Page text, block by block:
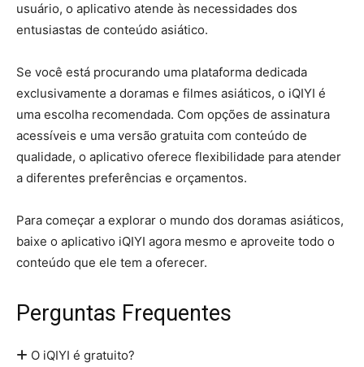
usuário, o aplicativo atende às necessidades dos
entusiastas de conteúdo asiático.
Se você está procurando uma plataforma dedicada
exclusivamente a doramas e filmes asiáticos, o iQIYI é
uma escolha recomendada. Com opções de assinatura
acessíveis e uma versão gratuita com conteúdo de
qualidade, o aplicativo oferece flexibilidade para atender
a diferentes preferências e orçamentos.
Para começar a explorar o mundo dos doramas asiáticos,
baixe o aplicativo iQIYI agora mesmo e aproveite todo o
conteúdo que ele tem a oferecer.
Perguntas Frequentes
O iQIYI é gratuito?